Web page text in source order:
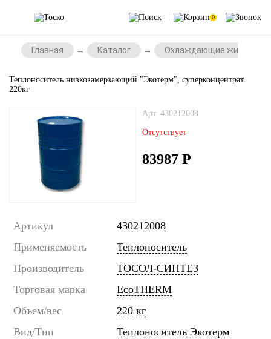
0
Главная Каталог Охлаждающие жидкости
Теплоноситель низкозамерзающий "Экотерм", суперконцентрат
220кг
Арт. 430212008
Отсутствует
83987 Р
Артикул
430212008
Применяемость
Теплоноситель
Производитель
ТОСОЛ-СИНТЕЗ
Торговая марка
EcoTHERM
Объем/вес
220 кг
Вид/Тип
Теплоноситель Экотерм